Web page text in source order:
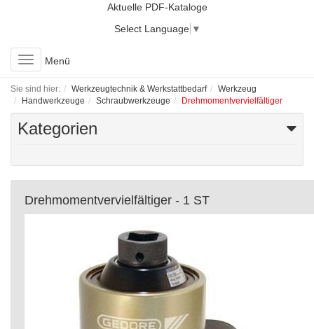
Aktuelle PDF-Kataloge
Select Language ▼
Toggle
navigation
Menü
Sie sind hier: Werkzeugtechnik & Werkstattbedarf
Werkzeug
Handwerkzeuge
Schraubwerkzeuge Drehmomentvervielfältiger
Kategorien
Drehmomentvervielfältiger - 1 ST